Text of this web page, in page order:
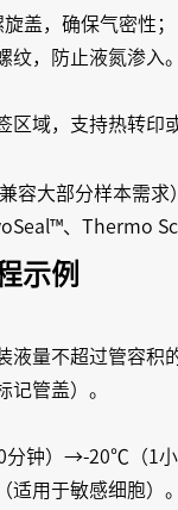
盖，确保气密性；
纹，防止液氮渗入。
区域，支持热转印
容大部分样本需求
、Thermo
示例
液量不超过管容积
记管盖）。
分钟）→-20℃（1
适用于敏感细胞）。